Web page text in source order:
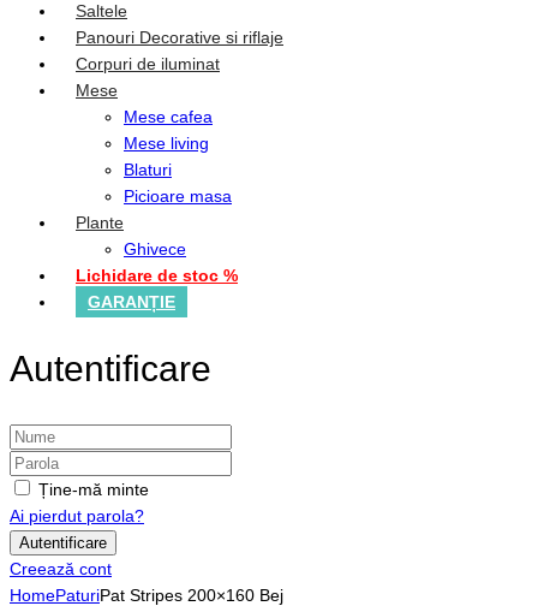
Saltele
Panouri Decorative si riflaje
Corpuri de iluminat
Mese
Mese cafea
Mese living
Blaturi
Picioare masa
Plante
Ghivece
Lichidare de stoc %
GARANȚIE
Autentificare
Ține-mă minte
Ai pierdut parola?
Creează cont
HomePaturiPat Stripes 200×160 Bej